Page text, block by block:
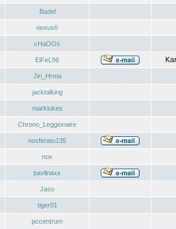
Badel
nexus6
cHaOOs
EiFeL96
Jiri_Hrma
jacktalking
marklukes
Chrono_Leggionaire
nosferatu135
nox
pavlinaxx
Jaso
tiger01
pccentrum